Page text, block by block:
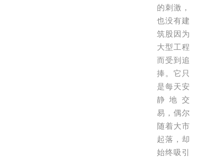
的刺激，
也没有建
筑股因为
大型工程
而受到追
捧。它只
是每天安
静地交
易，偶尔
随着大市
起落，却
始终吸引